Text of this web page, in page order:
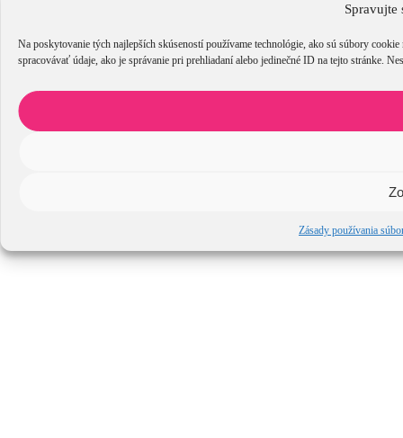
Spravujte
Na poskytovanie tých najlepších skúseností používame technológie, ako sú súbory
spracovávať údaje, ako je správanie pri prehliadaní alebo jedinečné ID na tejto stránke.
Zásady používania